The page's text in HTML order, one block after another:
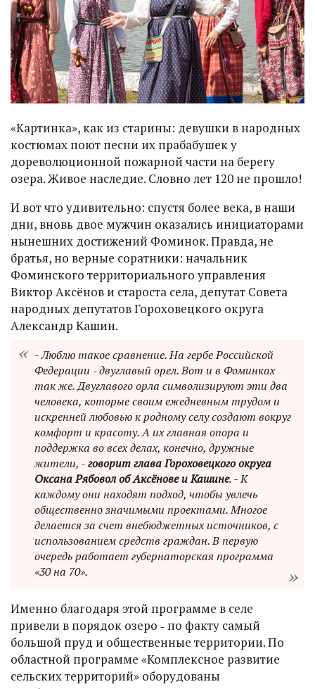
«Картинка», как из старины: девушки в народных
костюмах поют песни их прабабушек у
дореволюционной пожарной части на берегу
озера. Живое наследие. Словно лет 120 не прошло!
И вот что удивительно: спустя более века, в наши
дни, вновь двое мужчин оказались инициаторами
нынешних достижений Фоминок. Правда, не
братья, но верные соратники: начальник
Фоминского территориального управления
Виктор Аксёнов и староста села, депутат Совета
народных депутатов Гороховецкого округа
Александр Кашин.
- Люблю такое сравнение. На гербе Российской
Федерации ‑ двуглавый орел. Вот и в Фоминках
так же. Двуглавого орла символизируют эти два
человека, которые своим ежедневным трудом и
искренней любовью к родному селу создают вокруг
комфорт и красоту. А их главная опора и
поддержка во всех делах, конечно, дружные
жители, -говорит глава Гороховецкого округа
Оксана Рябовол об Аксёнове и Кашине. - К
каждому они находят подход, чтобы увлечь
общественно значимыми проектами. Многое
делается за счет внебюджетных источников, с
использованием средств граждан. В первую
очередь работает губернаторская программа
«30 на 70».
Именно благодаря этой программе в селе
привели в порядок озеро ‑ по факту самый
большой пруд и общественные территории. По
областной программе «Комплексное развитие
сельских территорий» оборудованы